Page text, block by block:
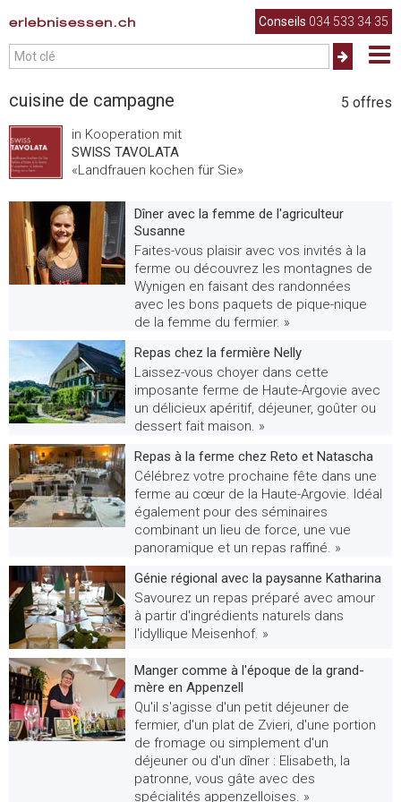
erlebnisessen.ch Conseils 034 533 34 35
cuisine de campagne
in Kooperation mit
SWISS TAVOLATA
«Landfrauen kochen für Sie»
5 offres
Dîner avec la femme de l'agriculteur
Susanne
Faites-vous plaisir avec vos invités à la
ferme ou découvrez les montagnes de
Wynigen en faisant des randonnées
avec les bons paquets de pique-nique
de la femme du fermier. »
Repas chez la fermière Nelly
Laissez-vous choyer dans cette
imposante ferme de Haute-Argovie avec
un délicieux apéritif, déjeuner, goûter ou
dessert fait maison. »
Repas à la ferme chez Reto et Natascha
Célébrez votre prochaine fête dans une
ferme au cœur de la Haute-Argovie. Idéal
également pour des séminaires
combinant un lieu de force, une vue
panoramique et un repas raffiné. »
Génie régional avec la paysanne Katharina
Savourez un repas préparé avec amour
à partir d'ingrédients naturels dans
l'idyllique Meisenhof. »
Manger comme à l'époque de la grand-
mère en Appenzell
Qu'il s'agisse d'un petit déjeuner de
fermier, d'un plat de Zvieri, d'une portion
de fromage ou simplement d'un
déjeuner ou d'un dîner : Elisabeth, la
patronne, vous gâte avec des
spécialités appenzelloises. »